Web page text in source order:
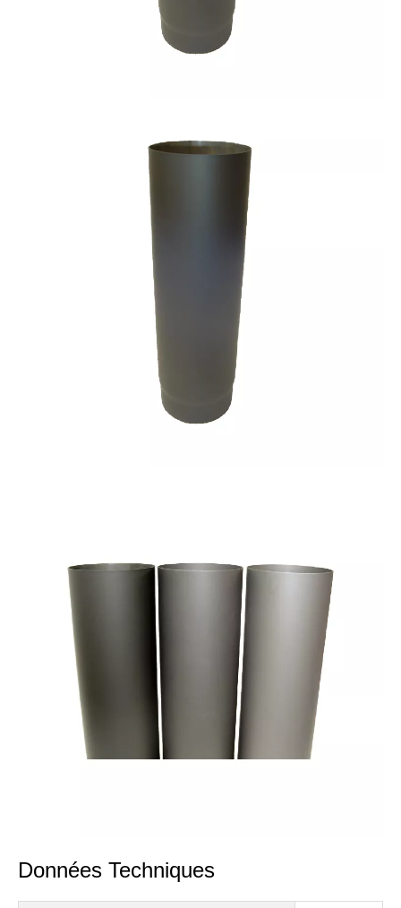
Données Techniques